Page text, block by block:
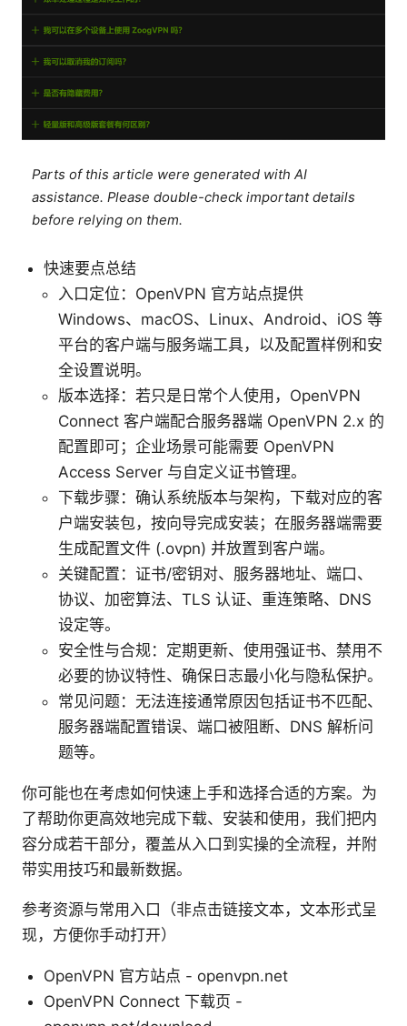
Parts of this article were generated with AI
assistance. Please double-check important details
before relying on them.
快速要点总结
入口定位：OpenVPN 官方站点提供
Windows、macOS、Linux、Android、iOS 等
平台的客户端与服务端工具，以及配置样例和安
全设置说明。
版本选择：若只是日常个人使用，OpenVPN
Connect 客户端配合服务器端 OpenVPN 2.x 的
配置即可；企业场景可能需要 OpenVPN
Access Server 与自定义证书管理。
下载步骤：确认系统版本与架构，下载对应的客
户端安装包，按向导完成安装；在服务器端需要
生成配置文件 (.ovpn) 并放置到客户端。
关键配置：证书/密钥对、服务器地址、端口、
协议、加密算法、TLS 认证、重连策略、DNS
设定等。
安全性与合规：定期更新、使用强证书、禁用不
必要的协议特性、确保日志最小化与隐私保护。
常见问题：无法连接通常原因包括证书不匹配、
服务器端配置错误、端口被阻断、DNS 解析问
题等。
你可能也在考虑如何快速上手和选择合适的方案。为
了帮助你更高效地完成下载、安装和使用，我们把内
容分成若干部分，覆盖从入口到实操的全流程，并附
带实用技巧和最新数据。
参考资源与常用入口（非点击链接文本，文本形式呈
现，方便你手动打开）
OpenVPN 官方站点 - openvpn.net
OpenVPN Connect 下载页 -